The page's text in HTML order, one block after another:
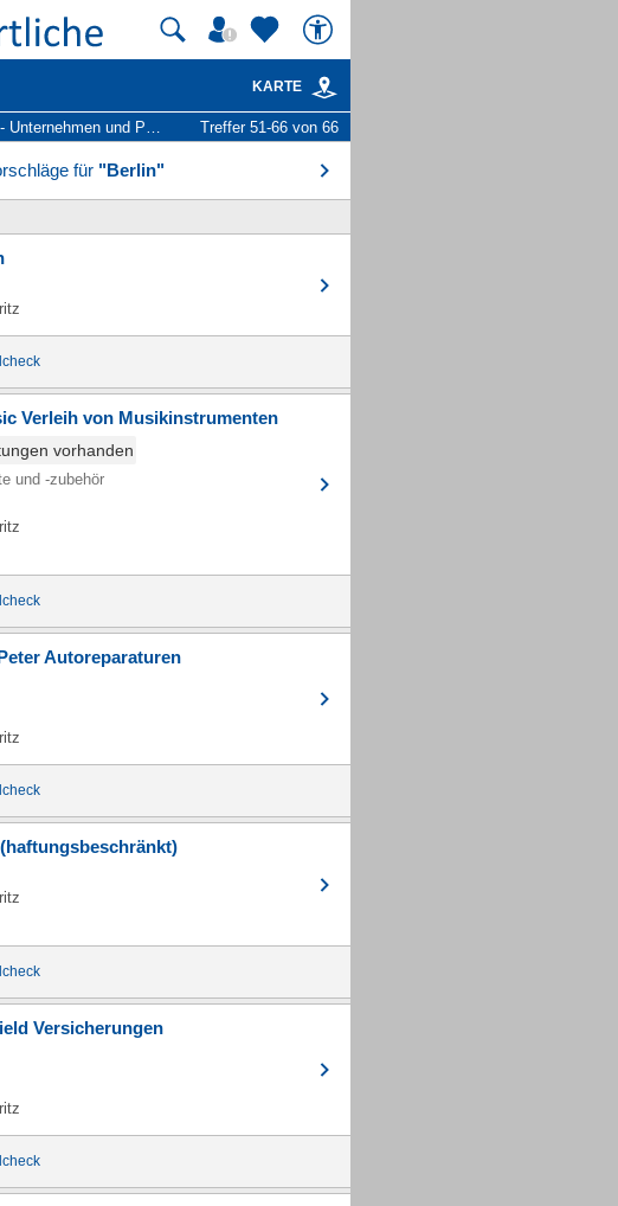
KARTE
und Personen Treffer 51-66 von 66
für "Berlin"
Verleih von Musikinstrumenten
vorhanden
und -zubehör
Autoreparaturen
Versicherungen